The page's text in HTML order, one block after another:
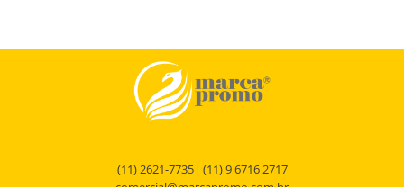
19 peças. Suporte em madeira.
capacidade de até 500ml. Tampa
(11) 2621-7735| (11) 9 6716 2717